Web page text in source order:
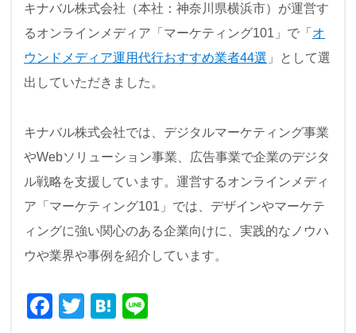
c
e
b
o
k
tt
er
e
n
a
e
キナバル株式会社（本社：神奈川県横浜市）が運営す
るオンラインメディア「マーケティング101」で「 オ
ウンドメディア運用代行おすすめ業者44選 」として選
出していただきました。
キナバル株式会社では、デジタルマーケティング事業
やWebソリューション事業、広告事業で企業のデジタ
ル戦略を支援しています。運営するオンラインメディ
ア「マーケティング101」では、デザインやマーケテ
ィングに強い関心のある企業向けに、実践的なノウハ
ウや業界や事例を紹介しています。
F
T
H